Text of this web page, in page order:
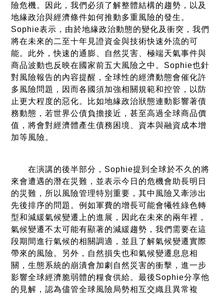
險危機。因此，我們必須了解整體結構的趨勢，以及
地緣政治與經濟條件如何推動多重風險的發生。
Sophie表示，由於地緣政治動態的變化及衝突，我們
將在未來的二至十年見證資金與技術快速外流的可
能。此外，快速的通膨、自然災害、極端天氣事件與
商品波動也反映在國家前五大風險之中。Sophie也針
對風險報告的內容提醒，全球性的經濟動態會催化許
多風險問題，因而各國須加強相關規範和控管，以防
止更大程度的惡化。比如地緣政治狀態連動影響著債
務動態，若世界公債負擔接近，甚至高過全球商品價
值，將會對經濟體產生債務困境、資本與融資成本增
加等風險。
在演講的後半部分，Sophie提到全球於不久的將
來會遭遇的潛在災難，並表示今日的危機會助長明日
的災難，所以風險管理特別重要，其中風險又牽涉出
先後排序的問題。例如軍費的增長可能會犧牲綠色轉
型和減緩氣候變遷上的進展，因此在未來的兩年裡，
氣候變遷不太可能有顯著的減緩趨勢，我們需要在這
段期間進行氣候的相關調適，並且了解氣候變遷實際
帶來的風險。另外，自然損失也和氣候變遷息息相
關，生態系統的崩潰會加劇自然災害的衝擊，進一步
影響全球經濟脆弱體的糧食供給。最後Sophie分享他
的見解，認為儘管全球風險局勢相互交織且異常複